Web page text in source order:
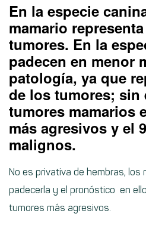
En la especie
mamario
tumores. En la
padecen en menor
patología, ya que
de los tumores; sin
tumores mamarios
más agresivos y el
malignos.
No es privativa de hembras, los
padecerla y el pronóstico en
tumores más agresivos.